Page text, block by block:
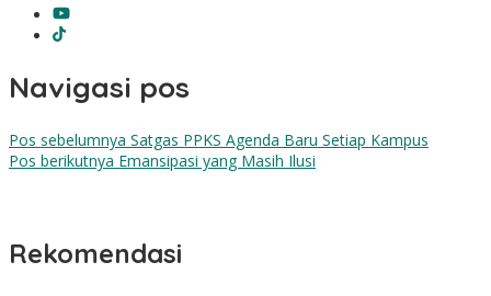
Navigasi pos
Pos sebelumnya Satgas PPKS Agenda Baru Setiap Kampus
Pos berikutnya Emansipasi yang Masih Ilusi
Rekomendasi